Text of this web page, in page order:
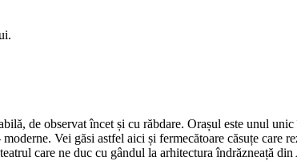
de observat încet și cu răbdare. Orașul este unul
Vei găsi astfel aici și fermecătoare căsuțe care
care ne duc cu gândul la arhitectura îndrăzneață din